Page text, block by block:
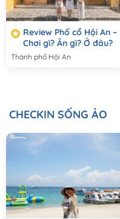
Review Phố cổ Hội An –
Chơi gì? Ăn gì? Ở đâu?
Thành phố Hội An
CHECKIN SỐNG ẢO